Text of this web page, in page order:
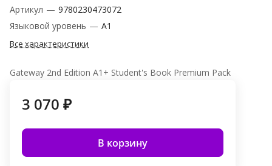
Артикул — 9780230473072
Языковой уровень — A1
Все характеристики
Gateway 2nd Edition A1+ Student's Book Premium Pack
3 070 ₽
В корзину